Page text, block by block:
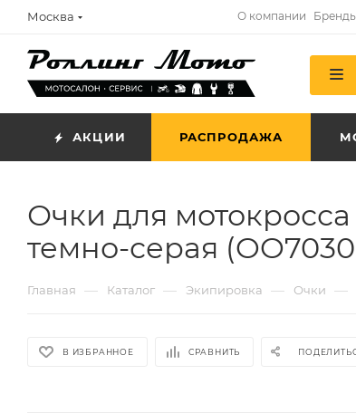
Москва О компании
АКЦИИ РАСПРОДАЖА
Очки для
темно-серая
Главная — Каталог — Экипировка — Очки —
В ИЗБРАННОЕ СРАВНИТЬ